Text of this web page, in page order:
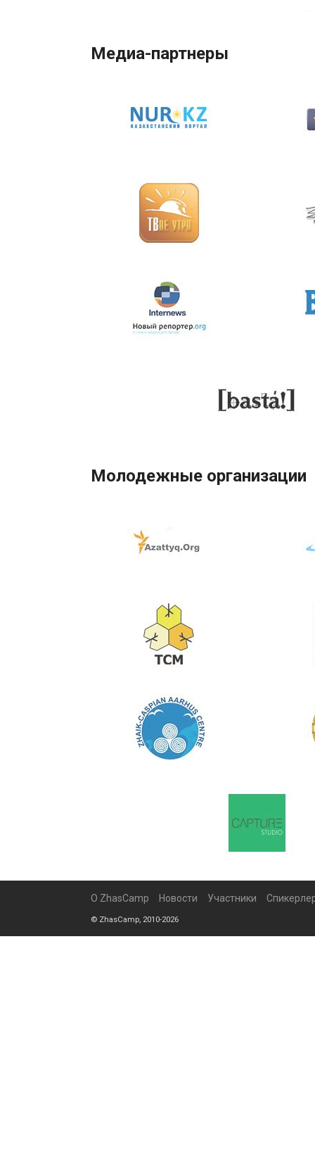
Медиа-партнеры
Молодежные организации
О ZhasCamp Новости Участники
© ZhasCamp, 2010-2026